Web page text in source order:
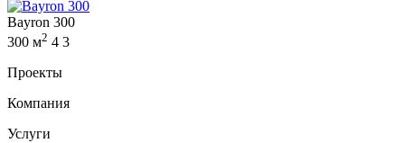
Bayron 300
300 м2 4 3
Проекты
Компания
Услуги